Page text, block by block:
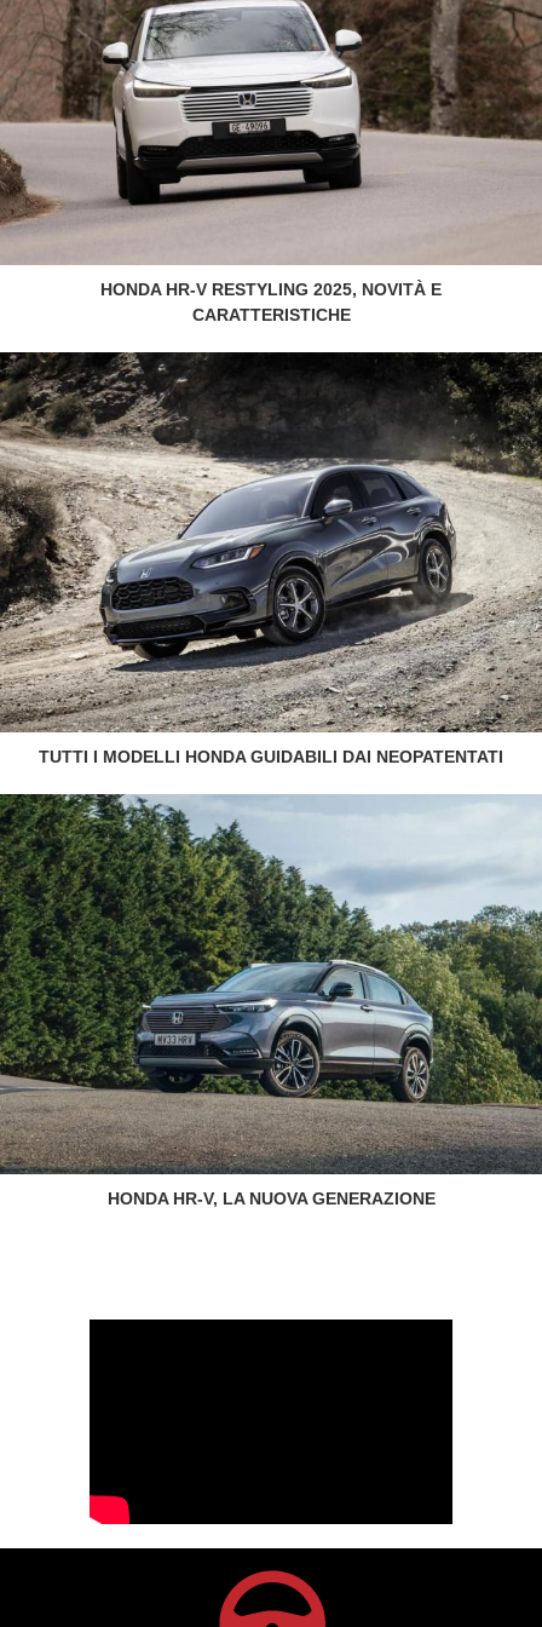
HONDA HR-V RESTYLING 2025, NOVITÀ E
CARATTERISTICHE
TUTTI I MODELLI HONDA GUIDABILI DAI NEOPATENTATI
HONDA HR-V, LA NUOVA GENERAZIONE